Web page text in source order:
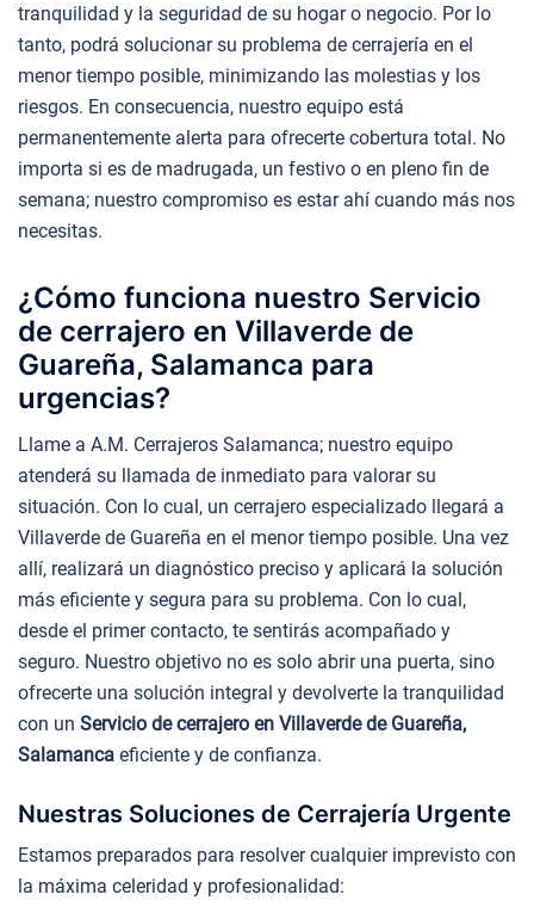
tranquilidad y la seguridad de su hogar o negocio. Por lo
tanto, podrá solucionar su problema de cerrajería en el
menor tiempo posible, minimizando las molestias y los
riesgos. En consecuencia, nuestro equipo está
permanentemente alerta para ofrecerte cobertura total. No
importa si es de madrugada, un festivo o en pleno fin de
semana; nuestro compromiso es estar ahí cuando más nos
necesitas.
¿Cómo funciona nuestro Servicio
de cerrajero en Villaverde de
Guareña, Salamanca para
urgencias?
Llame a A.M. Cerrajeros Salamanca; nuestro equipo
atenderá su llamada de inmediato para valorar su
situación. Con lo cual, un cerrajero especializado llegará a
Villaverde de Guareña en el menor tiempo posible. Una vez
allí, realizará un diagnóstico preciso y aplicará la solución
más eficiente y segura para su problema. Con lo cual,
desde el primer contacto, te sentirás acompañado y
seguro. Nuestro objetivo no es solo abrir una puerta, sino
ofrecerte una solución integral y devolverte la tranquilidad
con un Servicio de cerrajero en Villaverde de Guareña,
Salamanca eficiente y de confianza.
Nuestras Soluciones de Cerrajería Urgente
Estamos preparados para resolver cualquier imprevisto con
la máxima celeridad y profesionalidad: